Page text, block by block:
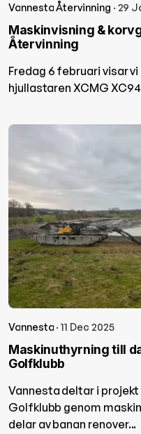
Vannesta Återvinning · 29
Maskinvisning &
Återvinning
Fredag 6 februari visar
hjullastaren XCMG
Vannesta · 11 Dec 2025
Maskinuthyrning till
Golfklubb
Vannesta deltar i
Golfklubb genom
delar av banan renover...